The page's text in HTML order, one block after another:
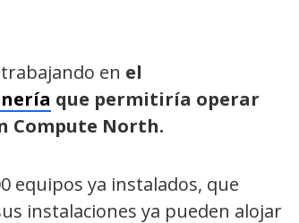
en el
que permitiría operar
Compute North.
equipos ya instalados, que
instalaciones ya pueden alojar